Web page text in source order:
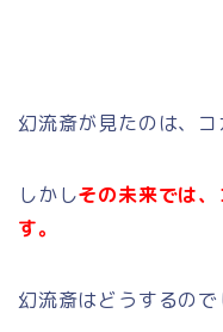
幻流斎が見たのは、コ
しかしその未来では
す。
幻流斎はどうするので